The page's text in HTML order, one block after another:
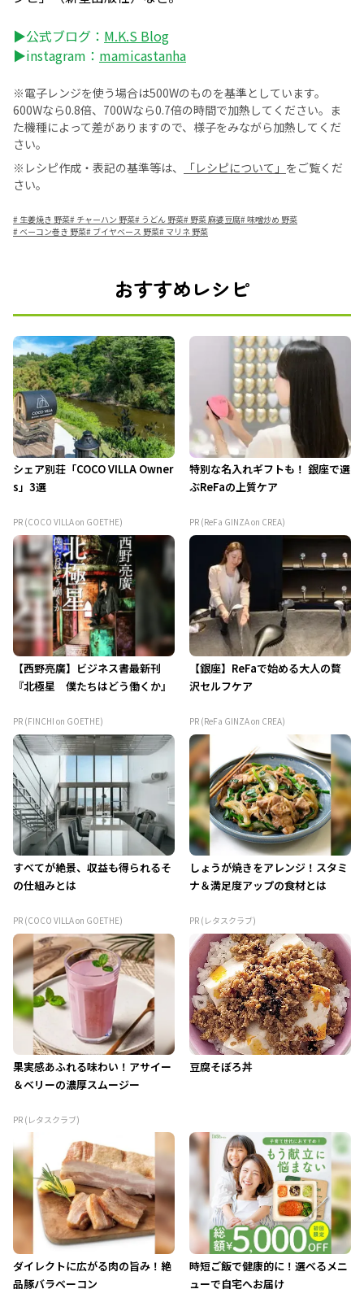
▶公式ブログ： M.K.S Blog
▶instagram： mamicastanha
※電子レンジを使う場合は500Wのものを基準としています。
600Wなら0.8倍、700Wなら0.7倍の時間で加熱してください。ま
た機種によって差がありますので、様子をみながら加熱してくだ
さい。
※レシピ作成・表記の基準等は、
「レシピについて」 をご覧くだ
さい。
# 生姜焼き 野菜# チャーハン 野菜# うどん 野菜# 野菜 麻婆豆腐#味噌炒め 野菜
#ベーコン巻き 野菜# ブイヤベース 野菜# マリネ 野菜
おすすめレシピ
シェア別荘「COCO VILLA Owner
s」3選
PR (COCO VILLA on GOETHE)
特別な名入れギフトも！ 銀座で選
ぶReFaの上質ケア
PR (ReFa GINZA on CREA)
【西野亮廣】ビジネス書最新刊
『北極星 僕たちはどう働くか』
PR (FINCHI on GOETHE)
【銀座】ReFaで始める大人の贅
沢セルフケア
PR (ReFa GINZA on CREA)
すべてが絶景、収益も得られるそ
の仕組みとは
PR (COCO VILLA on GOETHE)
しょうが焼きをアレンジ！スタミ
ナ＆満足度アップの食材とは
PR (レタスクラブ)
果実感あふれる味わい！アサイー
＆ベリーの濃厚スムージー
PR (レタスクラブ)
豆腐そぼろ丼
ダイレクトに広がる肉の旨み！絶
品豚バラベーコン
時短ご飯で健康的に！選べるメニ
ューで自宅へお届け